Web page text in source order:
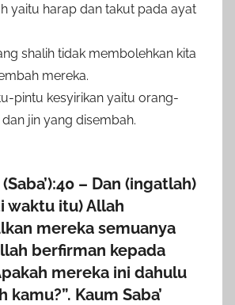
yaitu harap dan takut pada ayat
shalih tidak membolehkan kita
mereka.
pintu kesyirikan yaitu orang-
jin yang disembah.
(Saba’):40 – Dan (ingatlah)
waktu itu) Allah
mereka semuanya
berfirman kepada
mereka ini dahulu
Kaum Saba’